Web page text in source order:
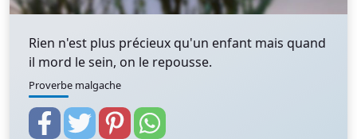
Rien n'est plus précieux qu'un enfant mais quand
il mord le sein, on le repousse.
Proverbe malgache